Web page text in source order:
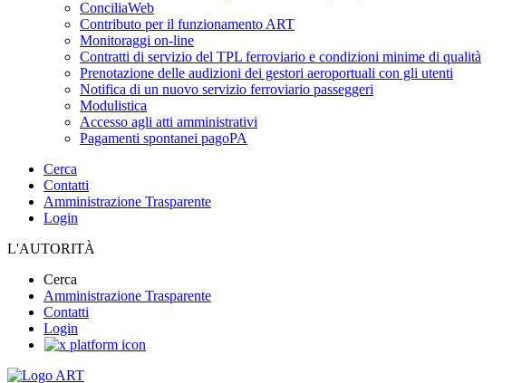
ConciliaWeb
Contributo per il funzionamento ART
Monitoraggi on-line
Contratti di servizio del TPL ferroviario e condizioni minime di qualità
Prenotazione delle audizioni dei gestori aeroportuali con gli utenti
Notifica di un nuovo servizio ferroviario passeggeri
Modulistica
Accesso agli atti amministrativi
Pagamenti spontanei pagoPA
Cerca
Contatti
Amministrazione Trasparente
Login
L'AUTORITÀ
Cerca
Amministrazione Trasparente
Contatti
Login